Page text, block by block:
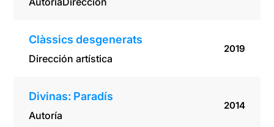
Clàssics desgenerats
Dirección artística
2019
Divinas: Paradís
Autoría
2014